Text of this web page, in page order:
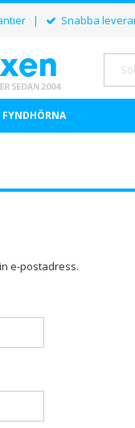
| Snabba
FYNDHÖRNA
e-postadress.